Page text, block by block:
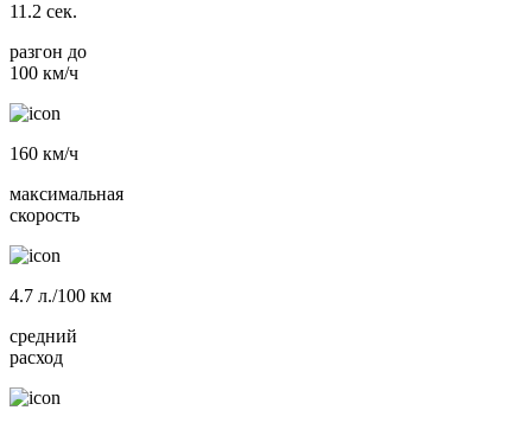
11.2 сек.
разгон до
100 км/ч
160 км/ч
максимальная
скорость
4.7 л./100 км
средний
расход